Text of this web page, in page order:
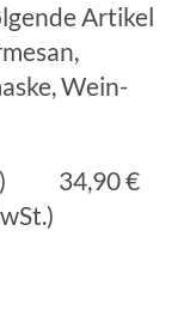
Artikel
Wein-
) 34,90 €